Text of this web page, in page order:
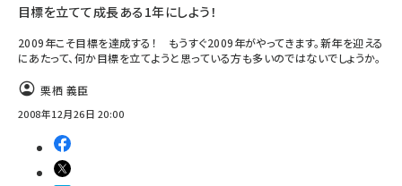
目標を立てて成長ある1年にしよう！
2009年こそ目標を達成する！ もうすぐ2009年がやってきます。新年を迎える
にあたって、何か目標を立てようと思っている方も多いのではないでしょうか。
栗栖 義臣
2008年12月26日 20:00